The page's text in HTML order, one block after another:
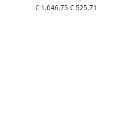
€ 1.046,75 € 525,71